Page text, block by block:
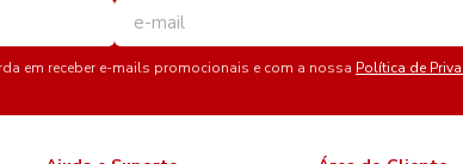
em receber e-mails promocionais e com a nossa Política de